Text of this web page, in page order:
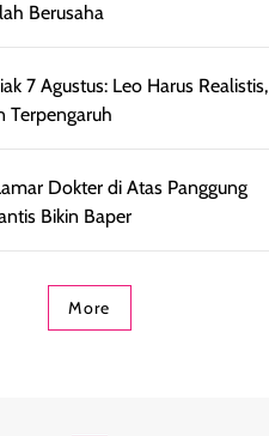
Berusaha
7 Agustus: Leo Harus Realistis,
Terpengaruh
Dokter di Atas Panggung
Bikin Baper
More